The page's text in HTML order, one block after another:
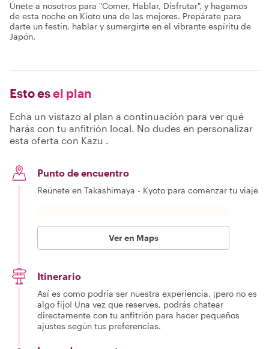
Únete a nosotros para "Comer, Hablar, Disfrutar", y hagamos
de esta noche en Kioto una de las mejores. Prepárate para
darte un festín, hablar y sumergirte en el vibrante espíritu de
Japón.
Esto esel plan
Echa un vistazo al plan a continuación para ver qué
harás con tu anfitrión local. No dudes en personalizar
esta oferta con Kazu .
Punto de encuentro
Reúnete en Takashimaya - Kyoto para comenzar tu viaje
Ver en Maps
Itinerario
Así es como podría ser nuestra experiencia, ¡pero no es
algo fijo! Una vez que reserves, podrás chatear
directamente con tu anfitrión para hacer pequeños
ajustes según tus preferencias.